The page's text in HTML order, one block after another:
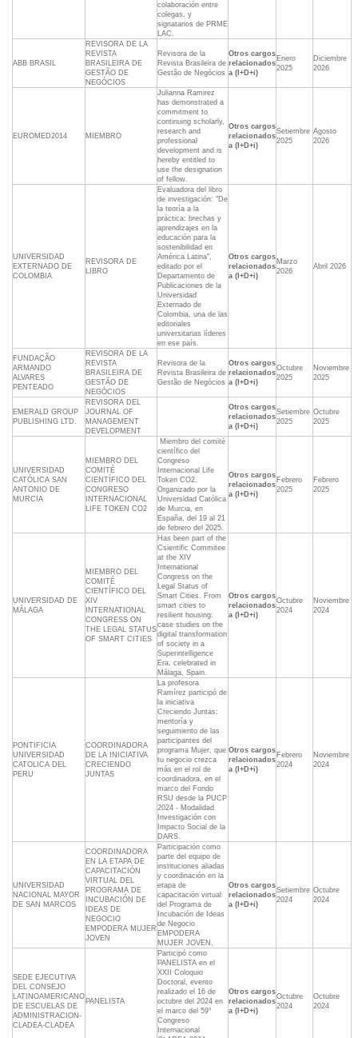
colaboración entre
colegas, y
signatarios de PRME
LAC.
ABB BRASIL
REVISORA DE LA
REVISTA
BRASILEIRA DE
GESTÃO DE
NEGÓCIOS
Revisora de la
Revista Brasileira de
Gestão de Negócios
Otros cargos
relacionados
a (I+D+i)
Enero
2025
Diciembre
2026
EUROMED2014 MIEMBRO
Julianna Ramirez
has demonstrated a
commitment to
continuing scholarly,
research and
professional
development and is
hereby entitled to
use the designation
of fellow.
Otros cargos
relacionados
a (I+D+i)
Setiembre
2025
Agosto
2026
UNIVERSIDAD
EXTERNADO DE
COLOMBIA
REVISORA DE
LIBRO
Evaluadora del libro
de investigación: "De
la teoría a la
práctica: brechas y
aprendizajes en la
educación para la
sostenibilidad en
América Latina",
editado por el
Departamento de
Publicaciones de la
Universidad
Externado de
Colombia, una de las
editoriales
universitarias líderes
en ese país.
Otros cargos
relacionados
a (I+D+i)
Marzo
2026
Abril 2026
FUNDAÇÃO
ARMANDO
ALVARES
PENTEADO
REVISORA DE LA
REVISTA
BRASILEIRA DE
GESTÃO DE
NEGÓCIOS
Revisora de la
Revista Brasileira de
Gestão de Negócios
Otros cargos
relacionados
a (I+D+i)
Octubre
2025
Noviembre
2025
EMERALD GROUP
PUBLISHING LTD.
REVISORA DEL
JOURNAL OF
MANAGEMENT
DEVELOPMENT
Otros cargos
relacionados
a (I+D+i)
Setiembre
2025
Octubre
2025
UNIVERSIDAD
CATÓLICA SAN
ANTONIO DE
MURCIA
MIEMBRO DEL
COMITÉ
CIENTÍFICO DEL
CONGRESO
INTERNACIONAL
LIFE TOKEN CO2
 Miembro del comité
científico del
Congreso
Internacional Life
Token CO2.
Organizado por la
Universidad Católica
de Murcia, en
España, del 19 al 21
de febrero del 2025.
Otros cargos
relacionados
a (I+D+i)
Febrero
2025
Febrero
2025
UNIVERSIDAD DE
MÁLAGA
MIEMBRO DEL
COMITÉ
CIENTÍFICO DEL
XIV
INTERNATIONAL
CONGRESS ON
THE LEGAL STATUS
OF SMART CITIES
Has been part of the
Csientific Commitee
at the XIV
International
Congress on the
Legal Status of
Smart Cities. From
smart cities to
resilient housing:
case studies on the
digital transformation
of society in a
Superintelligence
Era, celebrated in
Málaga, Spain.
Otros cargos
relacionados
a (I+D+i)
Octubre
2024
Noviembre
2024
PONTIFICIA
UNIVERSIDAD
CATOLICA DEL
PERU
COORDINADORA
DE LA INICIATIVA
CRECIENDO
JUNTAS
La profesora
Ramírez participó de
la iniciativa
Creciendo Juntas:
mentoría y
seguimiento de las
participantes del
programa Mujer, que
tu negocio crezca
más en el rol de
coordinadora, en el
marco del Fondo
RSU desde la PUCP
2024 - Modalidad
Investigación con
Impacto Social de la
DARS.
Otros cargos
relacionados
a (I+D+i)
Febrero
2024
Noviembre
2024
UNIVERSIDAD
NACIONAL MAYOR
DE SAN MARCOS
COORDINADORA
EN LA ETAPA DE
CAPACITACIÓN
VIRTUAL DEL
PROGRAMA DE
INCUBACIÓN DE
IDEAS DE
NEGOCIO
EMPODERA MUJER
JOVEN
Participación como
parte del equipo de
instituciones aliadas
y coordinación en la
etapa de
capacitación virtual
del Programa de
Incubación de Ideas
de Negocio
EMPODERA
MUJER JOVEN,
Otros cargos
relacionados
a (I+D+i)
Setiembre
2024
Octubre
2024
SEDE EJECUTIVA
DEL CONSEJO
LATINOAMERICANO
DE ESCUELAS DE
ADMINISTRACION-
CLADEA-CLADEA
PANELISTA
Participó como
PANELISTA en el
XXII Coloquio
Doctoral, evento
realizado el 16 de
octubre del 2024 en
el marco del 59°
Congreso
Internacional
Otros cargos
relacionados
a (I+D+i)
Octubre
2024
Octubre
2024